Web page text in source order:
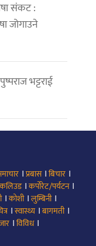
संकट :
जोगाउने
भट्टराई
।प्रबास।बिचार ।
कलिउड।कर्पोरेट/पर्यटन।
।कोशी।लुम्बिनी।
।स्वास्थ्य ।बागमती।
।विविध।